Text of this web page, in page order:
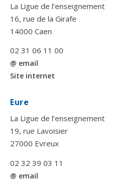
La Ligue de l’enseignement
16, rue de la Girafe
14000 Caen
02 31 06 11 00
@ email
Site internet
Eure
La Ligue de l’enseignement
19, rue Lavoisier
27000 Evreux
02 32 39 03 11
@ email